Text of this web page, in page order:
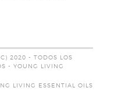
2020 - TODOS LOS
- YOUNG LIVING
LIVING ESSENTIAL OILS